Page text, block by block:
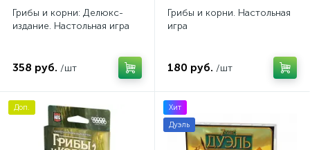
Грибы и корни: Делюкс-
издание. Настольная игра
358 руб. /шт
Грибы и корни. Настольная
игра
180 руб. /шт
Доп.
Хит
Дуэль